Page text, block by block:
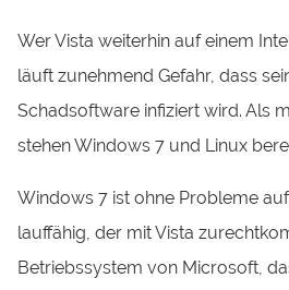
Wer Vista weiterhin auf einem
läuft zunehmend Gefahr, dass
Schadsoftware infiziert wird. Als
stehen Windows 7 und Linux
Windows 7 ist ohne Probleme
lauffähig, der mit Vista
Betriebssystem von Microsoft,